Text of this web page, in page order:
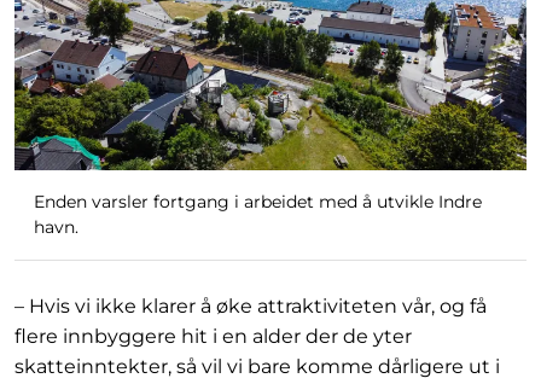
Enden varsler fortgang i arbeidet med å utvikle Indre
havn.
– Hvis vi ikke klarer å øke attraktiviteten vår, og få
flere innbyggere hit i en alder der de yter
skatteinntekter, så vil vi bare komme dårligere ut i